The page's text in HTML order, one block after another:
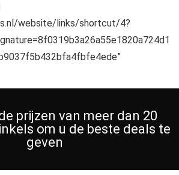
website/links/shortcut/4?
prijzen van meer dan 20
om u de beste deals te
geven